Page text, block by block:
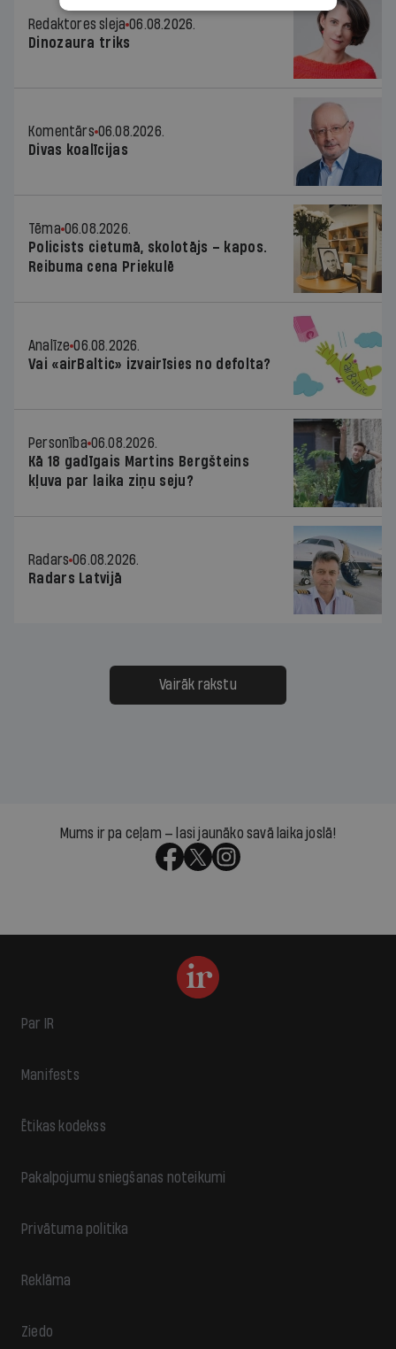
Redaktores sleja 06.08.2026.
Dinozaura triks
Komentārs 06.08.2026.
Divas koalīcijas
Tēma 06.08.2026.
Policists cietumā, skolotājs – kapos.
Reibuma cena Priekulē
Analīze 06.08.2026.
Vai «airBaltic» izvairīsies no defolta?
Personība 06.08.2026.
Kā 18 gadīgais Martins Bergšteins
kļuva par laika ziņu seju?
Radars 06.08.2026.
Radars Latvijā
Vairāk rakstu
Mums ir pa ceļam — lasi jaunāko savā laika joslā!
Par IR
Manifests
Ētikas kodekss
Pakalpojumu sniegšanas noteikumi
Privātuma politika
Reklāma
Ziedo